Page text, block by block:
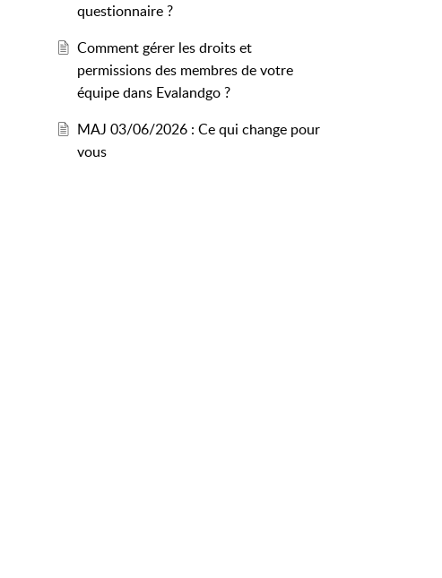
questionnaire ?
Comment gérer les droits et
permissions des membres de votre
équipe dans Evalandgo ?
MAJ 03/06/2026 : Ce qui change pour
vous